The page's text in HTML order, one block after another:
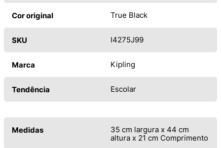
Cor original True Black
SKU I4275J99
Marca Kipling
Tendência Escolar
Medidas
35 cm largura x 44 cm
altura x 21 cm Comprimento